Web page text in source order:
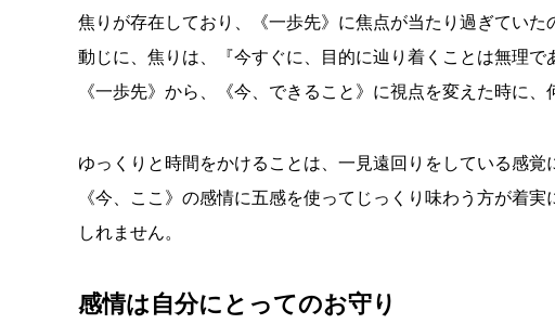
焦りが存在しており、《一歩先》に焦点が当たり過ぎていた
動じに、焦りは、『今すぐに、目的に辿り着くことは無理で
《一歩先》から、《今、できること》に視点を変えた時に、
ゆっくりと時間をかけることは、一見遠回りをしている感覚
《今、ここ》の感情に五感を使ってじっくり味わう方が着
しれません。
感情は自分にとってのお守り